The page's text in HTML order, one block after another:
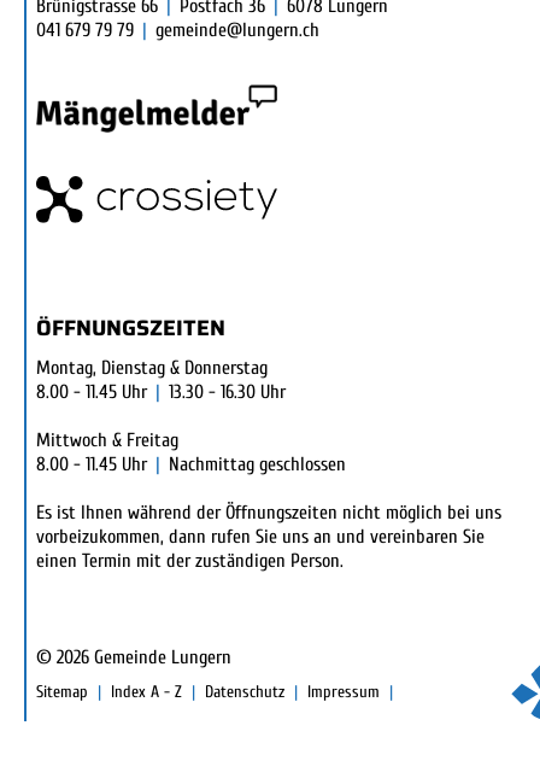
Brünigstrasse 66 Postfach 36
6078 Lungern
041 679 79 79 | gemeinde@lungern.ch
ÖFFNUNGSZEITEN
Montag, Dienstag & Donnerstag
8.00 - 11.45 Uhr
13.30 - 16.30 Uhr
Mittwoch & Freitag
8.00 - 11.45 Uhr
Nachmittag geschlossen
Es ist Ihnen während der Öffnungszeiten nicht möglich bei uns
vorbeizukommen, dann rufen Sie uns an und vereinbaren Sie
einen Termin mit der zuständigen Person.
© 2026 Gemeinde Lungern
TOOLBAR
Sitemap Index A - Z Datenschutz Impressum